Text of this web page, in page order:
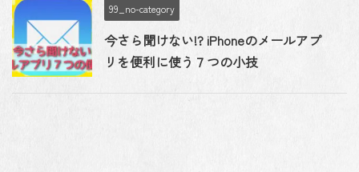
99_no-category
今さら聞けない!? iPhoneのメールアプ
リを便利に使う７つの小技